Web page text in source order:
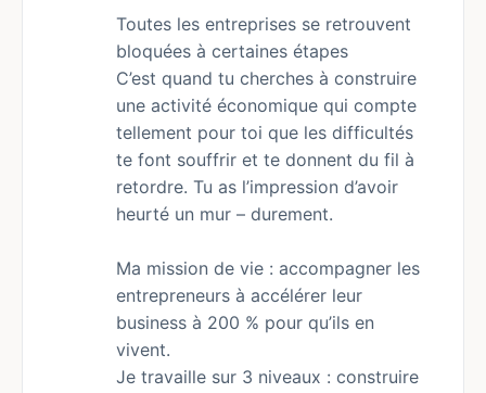
Toutes les entreprises se retrouvent
bloquées à certaines étapes
C’est quand tu cherches à construire
une activité économique qui compte
tellement pour toi que les difficultés
te font souffrir et te donnent du fil à
retordre. Tu as l’impression d’avoir
heurté un mur – durement.
Ma mission de vie : accompagner les
entrepreneurs à accélérer leur
business à 200 % pour qu’ils en
vivent.
Je travaille sur 3 niveaux : construire